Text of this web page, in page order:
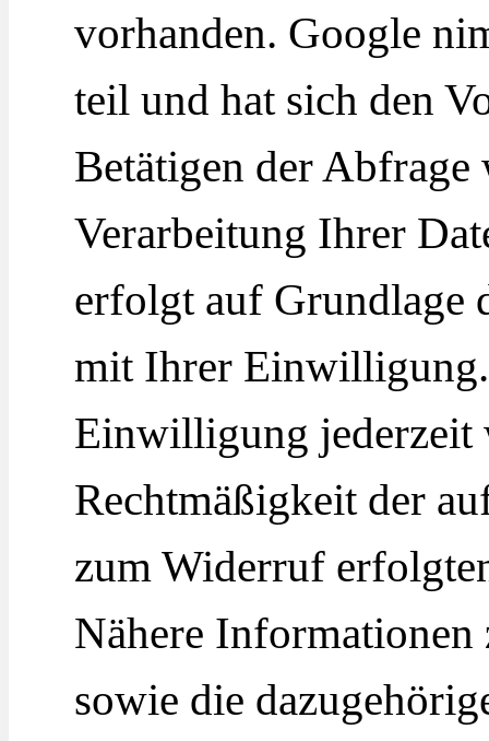
vorhanden. Google
teil und hat sich den
Betätigen der
Verarbeitung Ihrer
erfolgt auf Grundlage
mit Ihrer
Einwilligung jederzeit
Rechtmäßigkeit der
zum Widerruf
Nähere
sowie die